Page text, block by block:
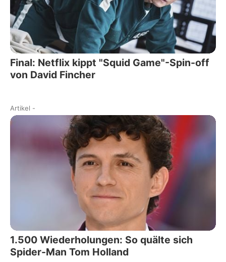
Final: Netflix kippt "Squid Game"-Spin-off
von David Fincher
Artikel -
1.500 Wiederholungen: So quälte sich
Spider-Man Tom Holland